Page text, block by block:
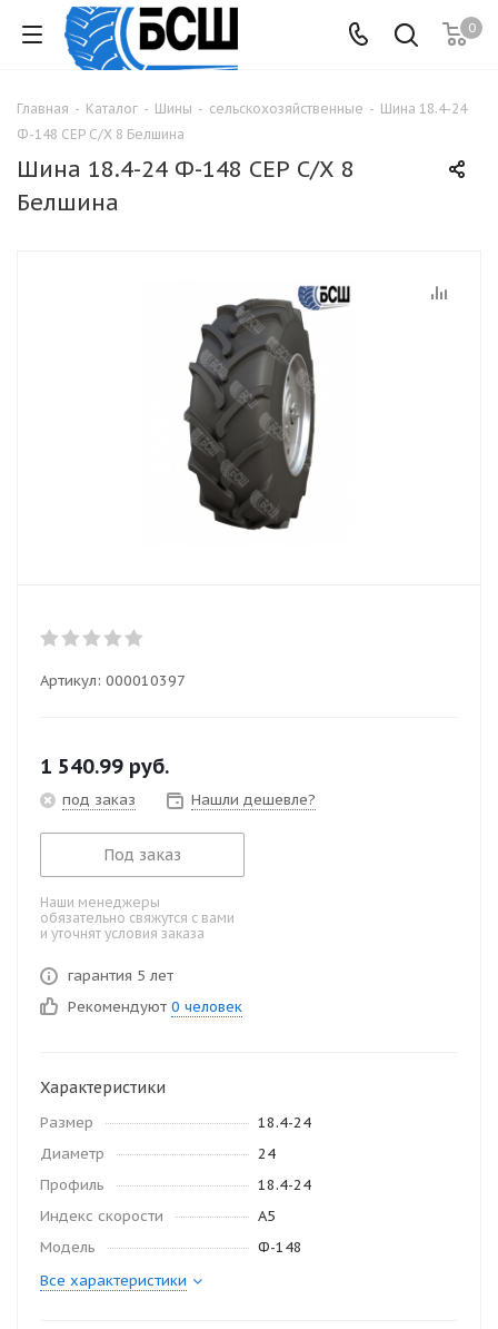
0
Главная - Каталог - Шины - сельскохозяйственные - Шина 18.4-24
Ф-148 СЕР С/Х 8 Белшина
Шина 18.4-24 Ф-148 СЕР С/Х 8
Белшина
Артикул: 000010397
1 540.99 руб.
под заказ Нашли дешевле?
Под заказ
Наши менеджеры
обязательно свяжутся с вами
и уточнят условия заказа
гарантия 5 лет
Рекомендуют 0 человек
Характеристики
Размер
18.4-24
Диаметр
24
Профиль
18.4-24
Индекс скорости
A5
Модель
Ф-148
Все характеристики